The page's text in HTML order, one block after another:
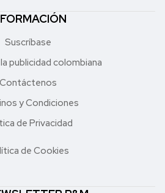
Suscríbase
publicidad colombiana
Contáctenos
y Condiciones
de Privacidad
de Cookies